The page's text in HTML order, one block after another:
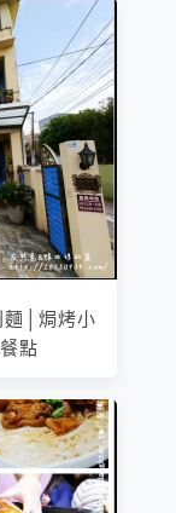
麵│焗烤小
點